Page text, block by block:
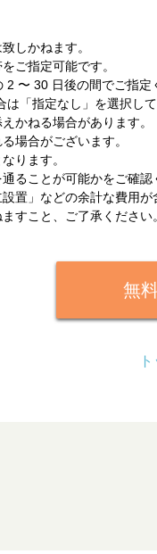
しかねます。
ご指定可能です。
〜 30 日後の間でご指定
「指定なし」を選択し
かねる場合があります。
場合がございます。
ります。
ることが可能かをご確認
置」などの余計な費用
すこと、ご了承ください
無